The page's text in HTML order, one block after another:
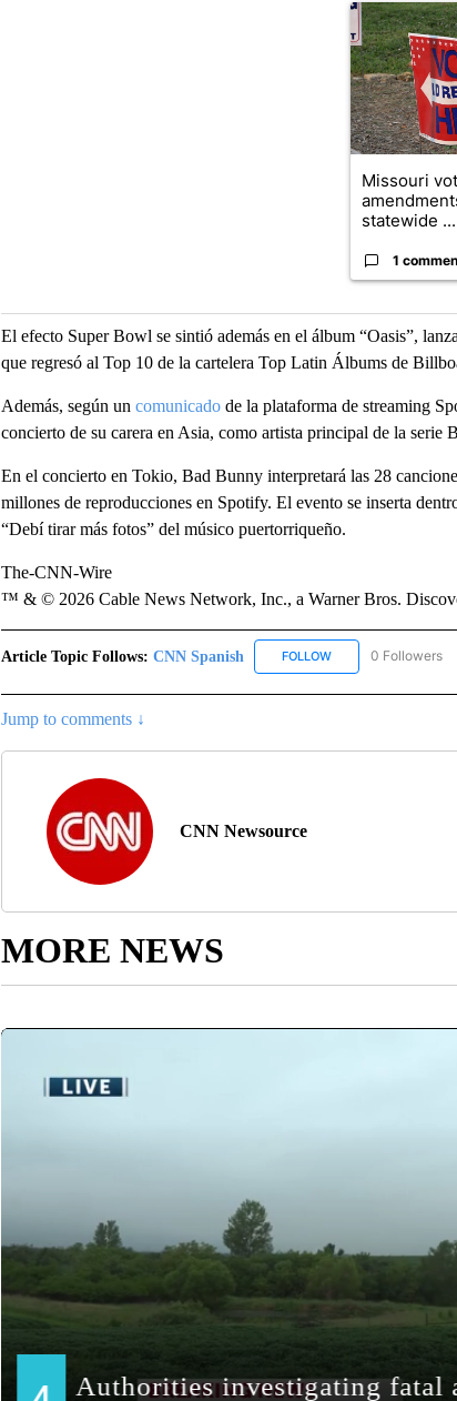
A trending
Missouri
statewide ...
1
El efecto Super Bowl se sintió además en el álbum “Oasis”,
que regresó al Top 10 de la cartelera Top Latin Álbums de
Además, según un comunicadode la plataforma de streaming
concierto de su carera en Asia, como artista principal de la
En el concierto en Tokio, Bad Bunny interpretará las 28
millones de reproducciones en Spotify. El evento se inserta
“Debí tirar más fotos” del músico puertorriqueño.
The-CNN-Wire
™ & © 2026 Cable News Network, Inc., a Warner Bros.
Article Topic Follows: CNN Spanish FOLLOWFOLLOW "CNN
0 Followers
Jump to comments ↓
CNN Newsource
MORE NEWS